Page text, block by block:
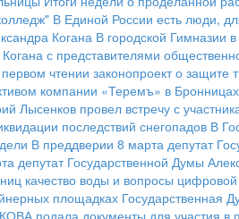
В Единой России есть люди,
Когана В городской Гимназии
с представителями
чтении законопроект о
компании «Теремъ» в Бронницах
Лысенков провел встречу с
последствий снегопадов В
В преддверии 8 марта депутат
депутат Государственной Думы
качество воды и вопросы цифровой
площадках Государственная